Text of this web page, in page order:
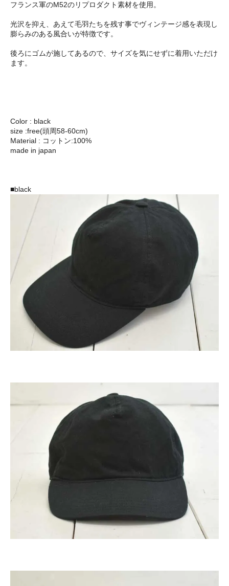
フランス軍のM52のリプロダクト素材を使用。
光沢を抑え、あえて毛羽たちを残す事でヴィンテージ感を表現し
膨らみのある風合いが特徴です。
後ろにゴムが施してあるので、サイズを気にせずに着用いただけ
ます。
Color : black
size :free(頭周58-60cm)
Material : コットン:100%
made in japan
■black